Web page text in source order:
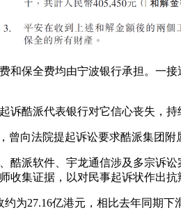
保全费均由宁波银行承担。一接
酷派代表银行对它信心丧失，持
法院提起诉讼要求酷派集团附
派软件、宇龙通信涉及多宗诉讼
收集证据，以对民事起诉状作出抗
27.16亿港元，相比去年同期下